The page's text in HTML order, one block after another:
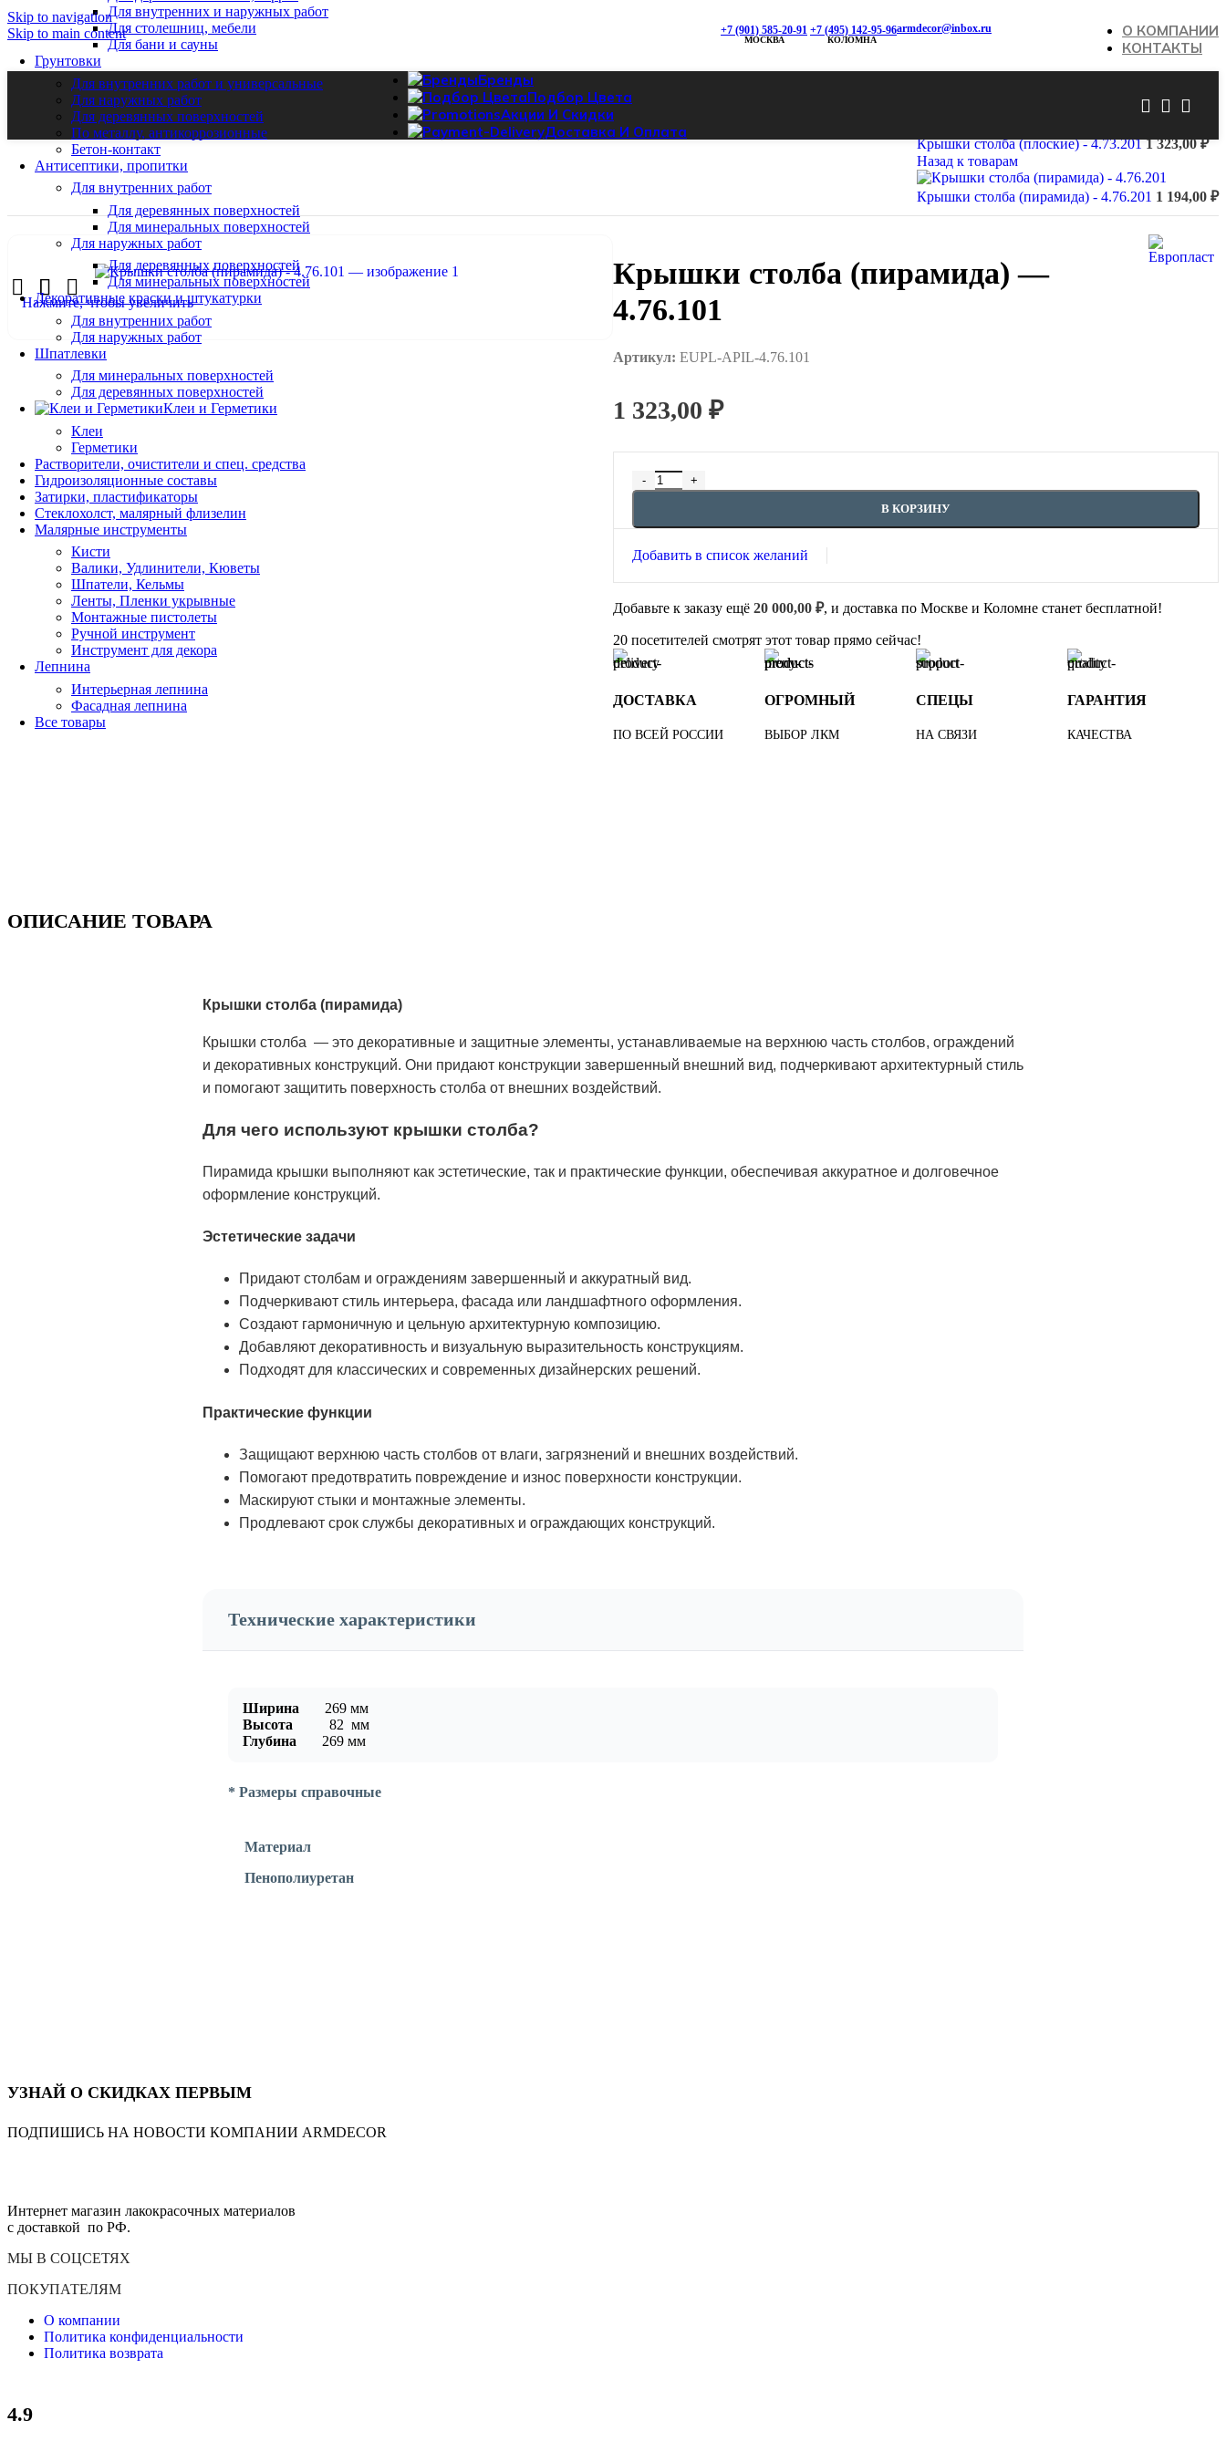
Skip to navigation
Skip to main content
г. Коломна, ТК «СТРОЙЛЕНД»
ул. Октябрьская дом 88а Строение 3, Павильон 45
Подробнее
Пн. – Вск:
9:00
+7 (901) 585-20-91
МОСКВА
+7 (495) 142-95-96
КОЛОМНА
armdecor@inbox.ru
О КОМПАНИИ
КОНТАКТЫ
Для внутренних и наружных работ
Для столешниц, мебели
Для бани и сауны
Грунтовки
Для внутренних работ и универсальные
Для наружных работ
Для деревянных поверхностей
По металлу, антикоррозионные
Бетон-контакт
Антисептики, пропитки
Для внутренних работ
Для деревянных поверхностей
Для минеральных поверхностей
Для наружных работ
Для деревянных поверхностей
Для минеральных поверхностей
Декоративные краски и штукатурки
Для внутренних работ
Для наружных работ
Шпатлевки
Для минеральных поверхностей
Для деревянных поверхностей
Клеи и Герметики
Клеи
Герметики
Растворители, очистители и спец. средства
Гидроизоляционные составы
Затирки, пластификаторы
Стеклохолст, малярный флизелин
Малярные инструменты
Кисти
Валики, Удлинители, Кюветы
Шпатели, Кельмы
Ленты, Пленки укрывные
Монтажные пистолеты
Ручной инструмент
Инструмент для декора
Лепнина
Интерьерная лепнина
Фасадная лепнина
Все товары
Бренды
Подбор Цвета
Акции И Скидки
Доставка И Оплата
Главная страница»Магазин»Крышки столба (пирамида) — 4.76.101
Крышки столба (плоские) - 4.73.2011 323,00₽
Назад к товарам
Крышки столба (пирамида) - 4.76.201 1 194,00 ₽
Нажмите, чтобы увеличить
Крышки столба (пирамида) —
4.76.101
Артикул: EUPL-APIL-4.76.101
1 323,00 ₽
В КОРЗИНУ
Добавить в список желаний
Добавьте к заказу ещё 20 000,00 ₽, и доставка по Москве и Коломне станет бесплатной!
20 посетителей смотрят этот товар прямо сейчас!
ДОСТАВКА
ПО ВСЕЙ РОССИИ
ОГРОМНЫЙ
ВЫБОР ЛКМ
СПЕЦЫ
НА СВЯЗИ
ГАРАНТИЯ
КАЧЕСТВА
ОПИСАНИЕ ТОВАРА
Крышки столба (пирамида)
Крышки столба — это декоративные и защитные элементы, устанавливаемые на верхнюю часть столбов, ограждений
и декоративных конструкций. Они придают конструкции завершенный внешний вид, подчеркивают архитектурный стиль
и помогают защитить поверхность столба от внешних воздействий.
Для чего используют крышки столба?
Пирамида крышки выполняют как эстетические, так и практические функции, обеспечивая аккуратное и долговечное
оформление конструкций.
Эстетические задачи
Придают столбам и ограждениям завершенный и аккуратный вид.
Подчеркивают стиль интерьера, фасада или ландшафтного оформления.
Создают гармоничную и цельную архитектурную композицию.
Добавляют декоративность и визуальную выразительность конструкциям.
Подходят для классических и современных дизайнерских решений.
Практические функции
Защищают верхнюю часть столбов от влаги, загрязнений и внешних воздействий.
Помогают предотвратить повреждение и износ поверхности конструкции.
Маскируют стыки и монтажные элементы.
Продлевают срок службы декоративных и ограждающих конструкций.
Технические характеристики
Ширина 269 мм
Высота 82 мм
Глубина 269 мм
* Размеры справочные
Материал
Пенополиуретан
УЗНАЙ О СКИДКАХ ПЕРВЫМ
ПОДПИШИСЬ НА НОВОСТИ КОМПАНИИ ARMDECOR
Интернет магазин лакокрасочных материалов
с доставкой по РФ.
МЫ В СОЦСЕТЯХ
ПОКУПАТЕЛЯМ
О компании
Политика конфиденциальности
Политика возврата
4.9